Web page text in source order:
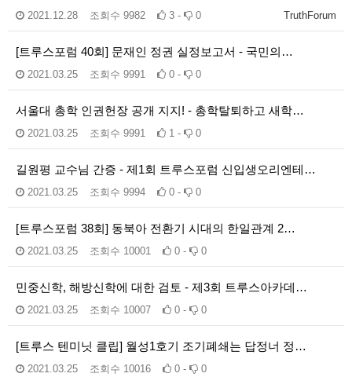
TruthForum
2021.12.28 조회수 9982 3 - 0
[트루스포럼 40회] 문재인 정권 실정보고서 - 국민의…
2021.03.25 조회수 9991 0 - 0
서울대 총학 인권헌장 공개 지지! - 총학탈퇴하고 새학…
2021.03.25 조회수 9991 1 - 0
길원평 교수님 간증 - 제1회 트루스포럼 신입생오리엔테…
2021.03.25 조회수 9994 0 - 0
[트루스포럼 38회] 동북아 전환기 시대의 한일관계 2…
2021.03.25 조회수 10001 0 - 0
민중신학, 해방신학에 대한 검토 - 제3회 트루스아카데…
2021.03.25 조회수 10007 0 - 0
[트루스 텐미닛 클립] 월성1호기 조기폐쇄는 답정너 정…
2021.03.25 조회수 10016 0 - 0